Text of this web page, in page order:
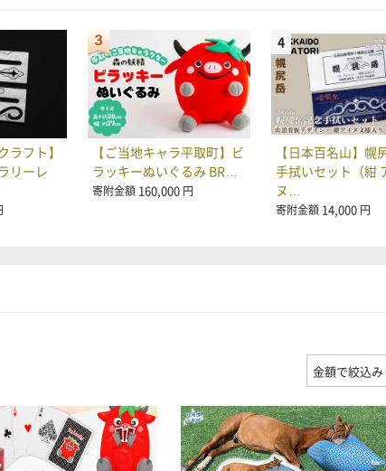
ラフト】
リーレ
【ご当地キャラ平取町】ビ
ラッキーぬいぐるみ BR…
寄附金額 160,000 円
【日本百名山】幌
手拭いセット（紺
ヌ…
寄附金額 14,000 円